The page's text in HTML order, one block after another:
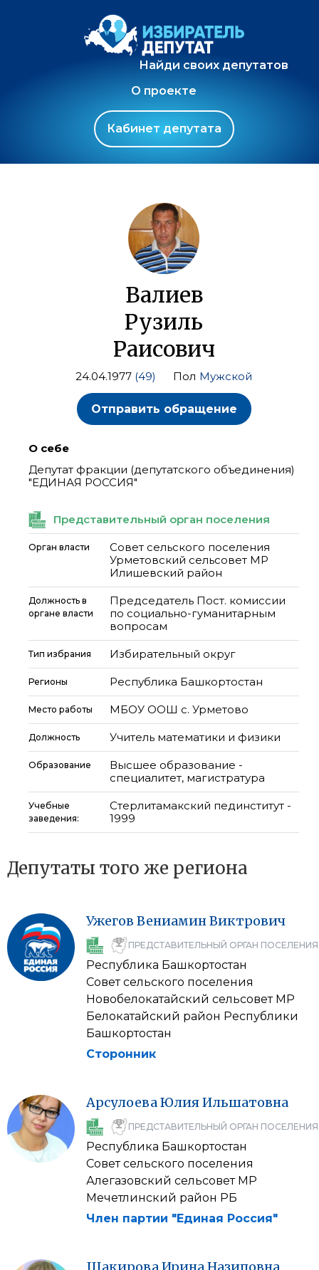
Найди своих депутатов
О проекте
Кабинет депутата
Валиев
Рузиль
Раисович
24.04.1977 (49) Пол Мужской
Отправить обращение
О себе
Депутат фракции (депутатского объединения)
"ЕДИНАЯ РОССИЯ"
Представительный орган поселения
Орган власти
Совет сельского поселения
Урметовский сельсовет МР
Илишевский район
Должность в
органе власти
Председатель Пост. комиссии
по социально-гуманитарным
вопросам
Тип избрания Избирательный округ
Регионы Республика Башкортостан
Место работы МБОУ ООШ с. Урметово
Должность Учитель математики и физики
Образование
Высшее образование -
специалитет, магистратура
Учебные
заведения:
Стерлитамакский пединститут -
1999
Депутаты того же региона
Ужегов ВениаминВиктрович
ПРЕДСТАВИТЕЛЬНЫЙ ОРГАН ПОСЕЛЕНИЯ
Республика Башкортостан
Совет сельского поселения
Новобелокатайский сельсовет МР
Белокатайский район Республики
Башкортостан
Сторонник
АрсулоеваЮлияИльшатовна
ПРЕДСТАВИТЕЛЬНЫЙ ОРГАН ПОСЕЛЕНИЯ
Республика Башкортостан
Совет сельского поселения
Алегазовский сельсовет МР
Мечетлинский район РБ
Член партии "Единая Россия"